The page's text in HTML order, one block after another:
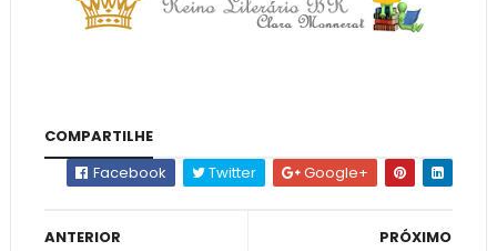
COMPARTILHE
Facebook
Twitter Google+
PRÓXIMO
ANTERIOR